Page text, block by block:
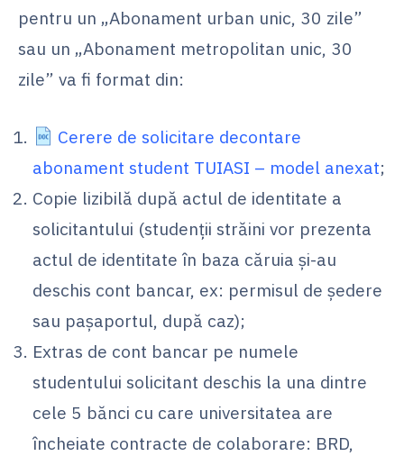
pentru un „Abonament urban unic, 30 zile”
sau un „Abonament metropolitan unic, 30
zile” va fi format din:
Cerere de solicitare decontare
abonament student TUIASI – model anexat;
Copie lizibilă după actul de identitate a
solicitantului (studenții străini vor prezenta
actul de identitate în baza căruia și-au
deschis cont bancar, ex: permisul de ședere
sau pașaportul, după caz);
Extras de cont bancar pe numele
studentului solicitant deschis la una dintre
cele 5 bănci cu care universitatea are
încheiate contracte de colaborare: BRD,